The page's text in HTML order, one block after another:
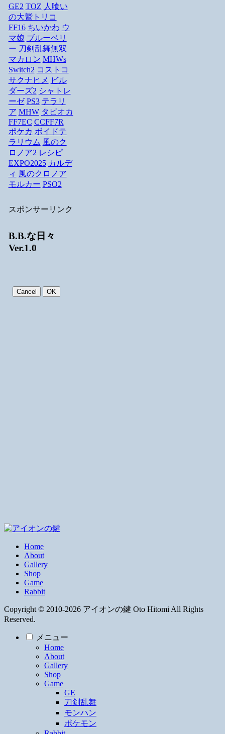
GE2 TOZ 人喰い
の大鷲トリコ
FF16 ちいかわ ウ
マ娘 ブルーベリ
ー 刀剣乱舞無双
マカロン MHWs
Switch2 コストコ
サクナヒメ ビル
ダーズ2 シャトレ
ーゼ PS3 テラリ
ア MHW タピオカ
FF7EC CCFF7R
ポケカ ボイドテ
ラリウム 風のク
ロノア2 レシピ
EXPO2025 カルデ
ィ 風のクロノア
モルカー PSO2
スポンサーリンク
B.B.な日々
Ver.1.0
Home
About
Gallery
Shop
Game
Rabbit
Copyright © 2010-2026 アイオンの鍵 Oto Hitomi All Rights
Reserved.
メニュー
Home
About
Gallery
Shop
Game
GE
刀剣乱舞
モンハン
ポケモン